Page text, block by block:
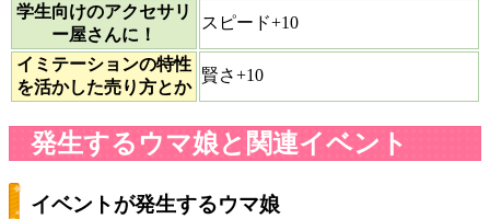
学生向けのアクセサリ
ー屋さんに！
スピード+10
イミテーションの特性
を活かした売り方とか
賢さ+10
発生するウマ娘と関連イベント
イベントが発生するウマ娘